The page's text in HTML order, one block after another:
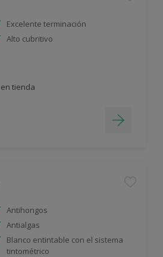
Excelente terminación
Alto cubritivo
tienda
Antihongos
Antialgas
Blanco entintable con el sistema
tintométrico